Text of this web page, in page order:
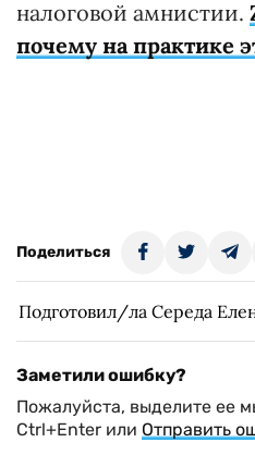
налоговой амнистии.
почему на практике
Поделиться
Подготовил/ла Середа
Заметили ошибку?
Пожалуйста, выделите ее
Ctrl+Enter или Отправить